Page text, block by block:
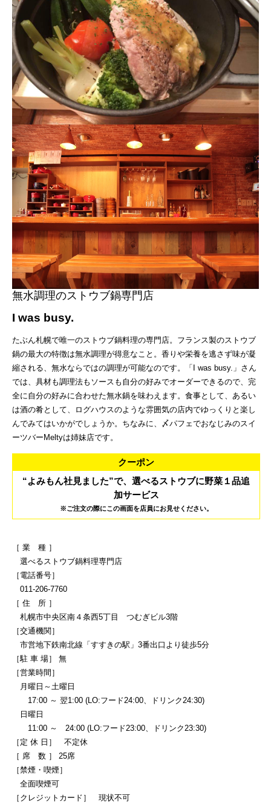
無水調理のストウブ鍋専門店
I was busy.
たぶん札幌で唯一のストウブ鍋料理の専門店。フランス製のストウブ
鍋の最大の特徴は無水調理が得意なこと。香りや栄養を逃さず味が凝
縮される、無水ならではの調理が可能なのです。「I was busy.」さん
では、具材も調理法もソースも自分の好みでオーダーできるので、完
全に自分の好みに合わせた無水鍋を味わえます。食事として、あるい
は酒の肴として、ログハウスのような雰囲気の店内でゆっくりと楽し
んでみてはいかがでしょうか。ちなみに、〆パフェでおなじみのスイ
ーツバーMeltyは姉妹店です。
クーポン
“よみもん社見ました”で、選べるストウブに野菜１品追
加サービス
※ご注文の際にこの画面を店員にお見せください。
［ 業 種 ］
選べるストウブ鍋料理専門店
［電話番号］
011-206-7760
［ 住 所 ］
札幌市中央区南４条西5丁目 つむぎビル3階
［交通機関］
市営地下鉄南北線「すすきの駅」3番出口より徒歩5分
［駐 車 場］ 無
［営業時間］
月曜日～土曜日
17:00 ～ 翌1:00 (LO:フード24:00、ドリンク24:30)
日曜日
11:00 ～ 24:00 (LO:フード23:00、ドリンク23:30)
［定 休 日］ 不定休
［ 席 数 ］ 25席
［禁煙・喫煙］
全面喫煙可
［クレジットカード］ 現状不可